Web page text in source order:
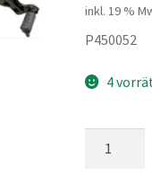
inkl. 19 %
P450052
4